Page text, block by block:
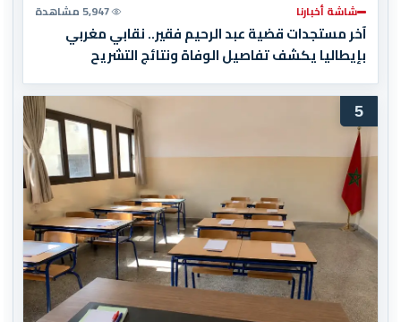
شاشة أخبارنا 5,947 مشاهدة
آخر مستجدات قضية عبد الرحيم فقير.. نقابي مغربي
بإيطاليا يكشف تفاصيل الوفاة ونتائج التشريح
5